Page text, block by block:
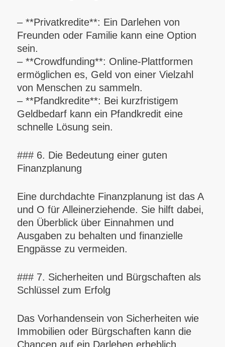
– **Privatkredite**: Ein Darlehen von
Freunden oder Familie kann eine Option
sein.
– **Crowdfunding**: Online-Plattformen
ermöglichen es, Geld von einer Vielzahl
von Menschen zu sammeln.
– **Pfandkredite**: Bei kurzfristigem
Geldbedarf kann ein Pfandkredit eine
schnelle Lösung sein.
### 6. Die Bedeutung einer guten
Finanzplanung
Eine durchdachte Finanzplanung ist das A
und O für Alleinerziehende. Sie hilft dabei,
den Überblick über Einnahmen und
Ausgaben zu behalten und finanzielle
Engpässe zu vermeiden.
### 7. Sicherheiten und Bürgschaften als
Schlüssel zum Erfolg
Das Vorhandensein von Sicherheiten wie
Immobilien oder Bürgschaften kann die
Chancen auf ein Darlehen erheblich